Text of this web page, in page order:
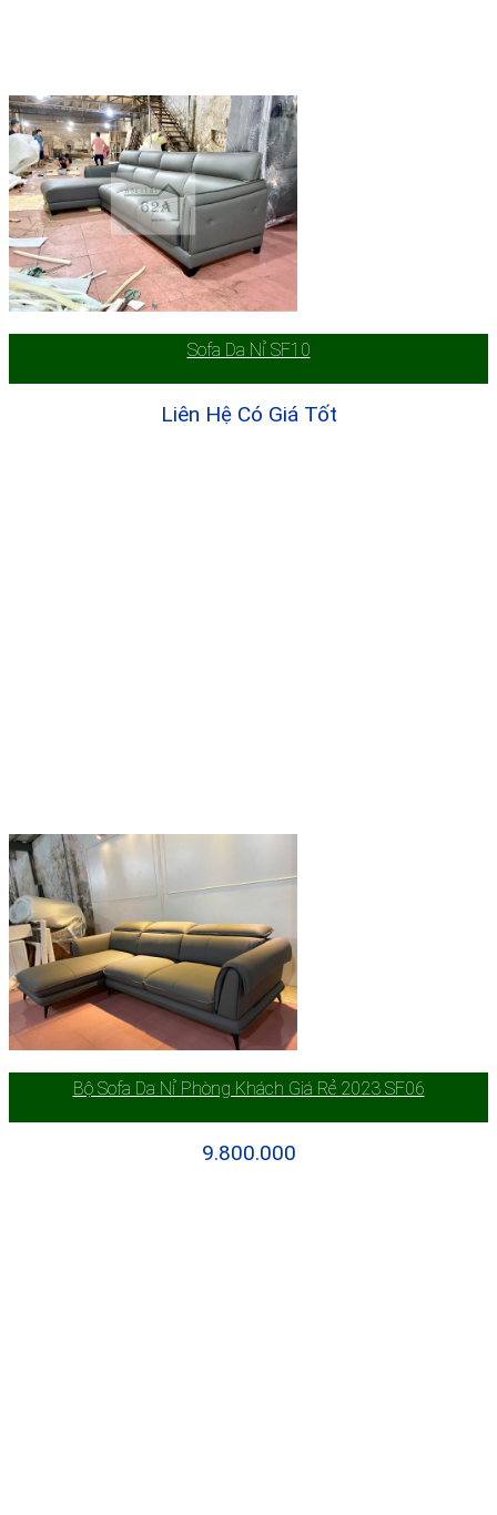
Sofa Da Nỉ SF10
Liên Hệ Có Giá Tốt
Bộ Sofa Da Nỉ Phòng Khách Giá Rẻ 2023 SF06
9.800.000